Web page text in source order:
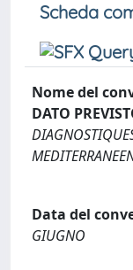
Scheda
Nome del
DATO
Data del
GIUGNO